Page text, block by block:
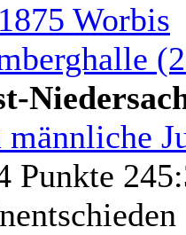
Worbis
Punkte